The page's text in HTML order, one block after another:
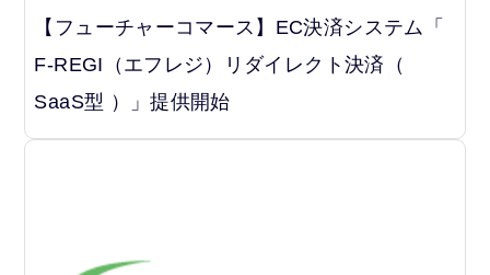
【フューチャーコマース】EC決済システム「
F-REGI（エフレジ）リダイレクト決済（
SaaS型 ）」提供開始